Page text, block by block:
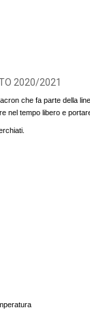
2020/2021
che fa parte della
nel tempo libero e